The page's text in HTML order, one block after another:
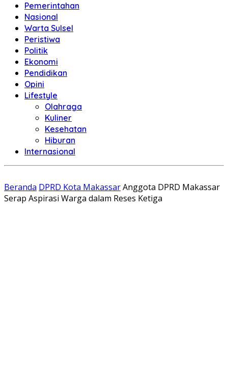
Pemerintahan
Nasional
Warta Sulsel
Peristiwa
Politik
Ekonomi
Pendidikan
Opini
Lifestyle
Olahraga
Kuliner
Kesehatan
Hiburan
Internasional
Beranda DPRD Kota MakassarAnggota DPRD Makassar
Serap Aspirasi Warga dalam Reses Ketiga